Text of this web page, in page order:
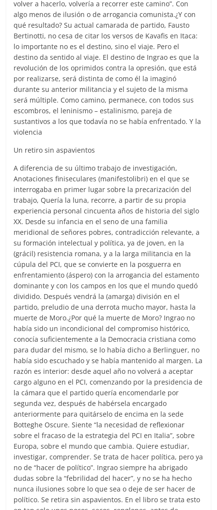
volver a hacerlo, volvería a recorrer este camino”. Con
algo menos de ilusión o de arrogancia comunista.¿Y con
qué resultado? Su actual camarada de partido, Fausto
Bertinotti, no cesa de citar los versos de Kavafis en Itaca:
lo importante no es el destino, sino el viaje. Pero el
destino da sentido al viaje. El destino de Ingrao es que la
revolución de los oprimidos contra la opresión, que está
por realizarse, será distinta de como él la imaginó
durante su anterior militancia y el sujeto de la misma
será múltiple. Como camino, permanece, con todos sus
escombros, el leninismo – estalinismo, pareja de
sustantivos a los que todavía no se había enfrentado. Y la
violencia
Un retiro sin aspavientos
A diferencia de su último trabajo de investigación,
Anotaciones finiseculares (manifestolibri) en el que se
interrogaba en primer lugar sobre la precarización del
trabajo, Quería la luna, recorre, a partir de su propia
experiencia personal cincuenta años de historia del siglo
XX. Desde su infancia en el seno de una familia
meridional de señores pobres, contradicción relevante, a
su formación intelectual y política, ya de joven, en la
(grácil) resistencia romana, y a la larga militancia en la
cúpula del PCI, que se convierte en la posguerra en
enfrentamiento (áspero) con la arrogancia del estamento
dominante y con los campos en los que el mundo quedó
dividido. Después vendrá la (amarga) división en el
partido, preludio de una derrota mucho mayor, hasta la
muerte de Moro.¿Por qué la muerte de Moro? Ingrao no
había sido un incondicional del compromiso histórico,
conocía suficientemente a la Democracia cristiana como
para dudar del mismo, se lo había dicho a Berlinguer, no
había sido escuchado y se había mantenido al margen. La
razón es interior: desde aquel año no volverá a aceptar
cargo alguno en el PCI, comenzando por la presidencia de
la cámara que el partido quería encomendarle por
segunda vez, después de habérsela encargado
anteriormente para quitárselo de encima en la sede
Botteghe Oscure. Siente “la necesidad de reflexionar
sobre el fracaso de la estrategia del PCI en Italia”, sobre
Europa, sobre el mundo que cambia. Quiere estudiar,
investigar, comprender. Se trata de hacer política, pero ya
no de “hacer de político”. Ingrao siempre ha abrigado
dudas sobre la “febrilidad del hacer”, y no se ha hecho
nunca ilusiones sobre lo que sea o deje de ser hacer de
político. Se retira sin aspavientos. En el libro se trata esto